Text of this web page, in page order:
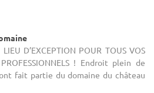
D’EXCEPTION POUR TOUS VOS
PROFESSIONNELS ! Endroit plein de
fait partie du domaine du château